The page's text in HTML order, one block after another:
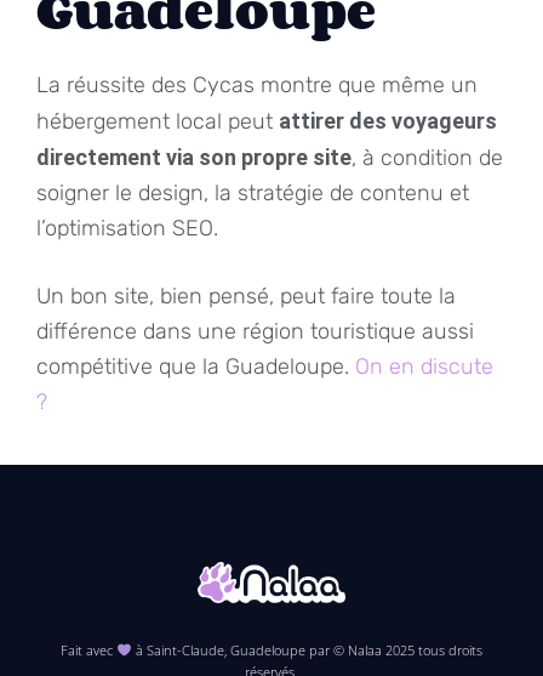
La réussite des Cycas montre que même un
hébergement local peut attirer des voyageurs
directement via son propre site, à condition de
soigner le design, la stratégie de contenu et
l’optimisation SEO.
Un bon site, bien pensé, peut faire toute la
différence dans une région touristique aussi
compétitive que la Guadeloupe. On en discute
?
Fait avec
à Saint-Claude, Guadeloupe par © Nalaa 2025 tous droits
réservés.